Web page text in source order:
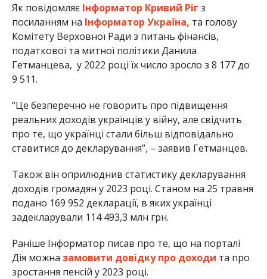
Як повідомляє Інформатор Кривий Ріг з
посиланням на Інформатор Україна, та голову
Комітету Верховної Ради з питань фінансів,
податкової та митної політики Данила
Гетманцева, у 2022 році їх число зросло з 8 177 до
9 511.
“Це безперечно не говорить про підвищення
реальних доходів українців у війну, але свідчить
про те, що українці стали більш відповідально
ставитися до декларування”, – заявив Гетманцев.
Також він оприлюднив статистику декларування
доходів громадян у 2023 році. Станом на 25 травня
подано 169 952 декларації, в яких українці
задекларували 114 493,3 млн грн.
Раніше Інформатор писав про те, що на порталі
Дія можна замовити довідку про доходи та про
зростання пенсій у 2023 році.